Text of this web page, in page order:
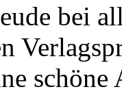
bei